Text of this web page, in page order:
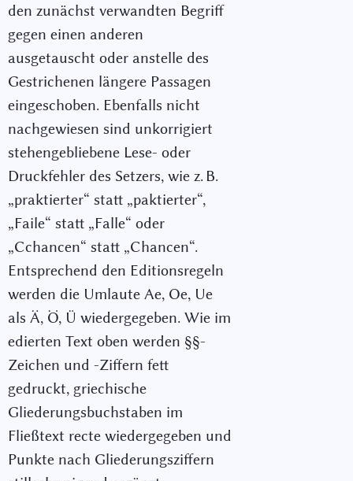
den zunächst verwandten Begriff
gegen einen anderen
ausgetauscht oder anstelle des
Gestrichenen längere Passagen
eingeschoben. Ebenfalls nicht
nachgewiesen sind unkorrigiert
stehengebliebene Lese- oder
Druckfehler des Setzers, wie z. B.
„praktierter“ statt „paktierter“,
„Faile“ statt „Falle“ oder
„Cchancen“ statt „Chancen“.
Entsprechend den Editionsregeln
werden die Umlaute Ae, Oe, Ue
als Ä, Ö, Ü wiedergegeben. Wie im
edierten Text oben werden §§-
Zeichen und -Ziffern fett
gedruckt, griechische
Gliederungsbuchstaben im
Fließtext recte wiedergegeben und
Punkte nach Gliederungsziffern